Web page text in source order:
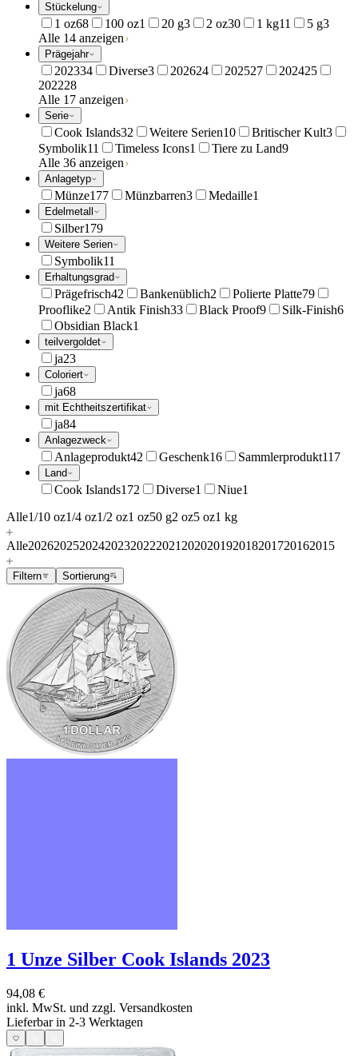
Stückelung
1 oz68 100 oz1 20 g3 2 oz30 1 kg11 5 g3
Alle 14 anzeigen
Prägejahr
202334 Diverse3 202624 202527 202425
202228
Alle 17 anzeigen
Serie
Cook Islands32 Weitere Serien10 Britischer Kult3
Symbolik11 Timeless Icons1 Tiere zu Land9
Alle 36 anzeigen
Anlagetyp
Münze177 Münzbarren3 Medaille1
Edelmetall
Silber179
Weitere Serien
Symbolik11
Erhaltungsgrad
Prägefrisch42 Bankenüblich2 Polierte Platte79
Prooflike2 Antik Finish33 Black Proof9 Silk-Finish6
Obsidian Black1
teilvergoldet
ja23
Coloriert
ja68
mit Echtheitszertifikat
ja84
Anlagezweck
Anlageprodukt42 Geschenk16 Sammlerprodukt117
Land
Cook Islands172 Diverse1 Niue1
Alle1/10 oz1/4 oz1/2 oz1 oz50 g2 oz5 oz1 kg
Alle202620252024202320222021 202020192018201720162015
Filtern Sortierung
1 Unze Silber Cook Islands 2023
94,08 €
inkl. MwSt. und zzgl. Versandkosten
Lieferbar in 2-3 Werktagen